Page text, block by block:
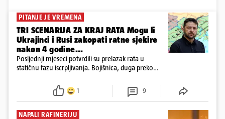
PITANJE JE VREMENA
TRI SCENARIJA ZA KRAJ RATA Mogu li
Ukrajinci i Rusi zakopati ratne sjekire
nakon 4 godine...
Posljednji mjeseci potvrdili su prelazak rata u
statičnu fazu iscrpljivanja. Bojišnica, duga preko
nepromijenjena, a ruske snage ostvaruju tek
neznatne dobitke uz ogromnu cijenu u ljudstvu i
opremi
1 9
NAPALI RAFINERIJU